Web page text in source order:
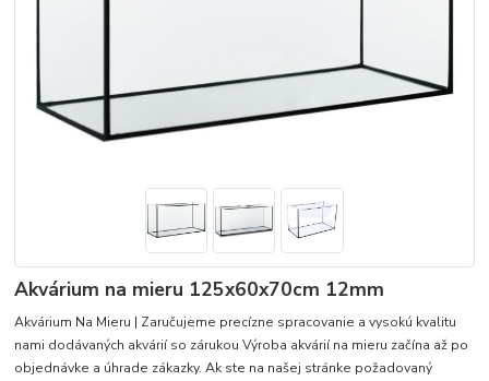
Akvárium na mieru 125x60x70cm 12mm
Akvárium Na Mieru | Zaručujeme precízne spracovanie a vysokú kvalitu
nami dodávaných akvárií so zárukou Výroba akvárií na mieru začína až po
objednávke a úhrade zákazky. Ak ste na našej stránke požadovaný